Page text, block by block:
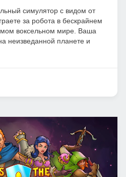
симулятор с видом от
за робота в бескрайнем
воксельном мире. Ваша
неизведанной планете и